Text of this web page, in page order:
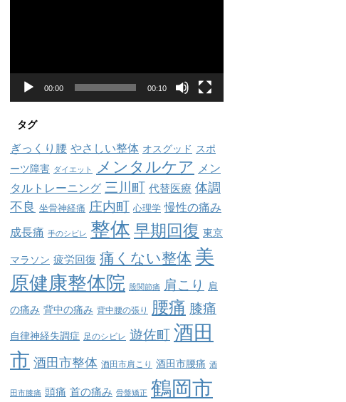
00:00 00:10
タグ
ぎっくり腰 やさしい整体 オスグッド スポ
ーツ障害 ダイエット メンタルケア メン
タルトレーニング 三川町 代替医療 体調
不良 坐骨神経痛 庄内町 心理学 慢性の痛み
成長痛 手のシビレ 整体 早期回復 東京
マラソン 疲労回復 痛くない整体 美
原健康整体院 股関節痛 肩こり 肩
の痛み 背中の痛み 背中腰の張り 腰痛 膝痛
自律神経失調症 足のシビレ 遊佐町 酒田
市 酒田市整体 酒田市肩こり 酒田市腰痛 酒
田市膝痛 頭痛 首の痛み 骨盤矯正 鶴岡市